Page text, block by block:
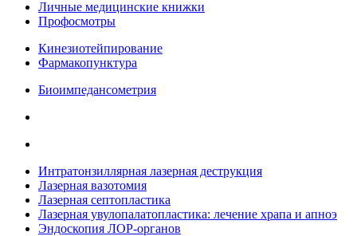
Личные медицинские книжки
Профосмотры
Кинезиотейпирование
Фармакопунктура
Биоимпедансометрия
Интратонзиллярная лазерная деструкция
Лазерная вазотомия
Лазерная септопластика
Лазерная увулопалатопластика: лечение храпа и апноэ
Эндоскопия ЛОР-органов